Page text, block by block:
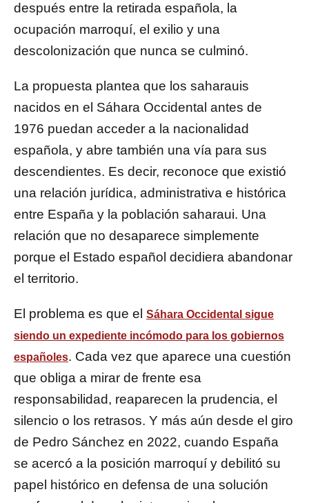
después entre la retirada española, la
ocupación marroquí, el exilio y una
descolonización que nunca se culminó.
La propuesta plantea que los saharauis
nacidos en el Sáhara Occidental antes de
1976 puedan acceder a la nacionalidad
española, y abre también una vía para sus
descendientes. Es decir, reconoce que existió
una relación jurídica, administrativa e histórica
entre España y la población saharaui. Una
relación que no desaparece simplemente
porque el Estado español decidiera abandonar
el territorio.
El problema es que el Sáhara Occidental sigue
siendo un expediente incómodo para los gobiernos
españoles. Cada vez que aparece una cuestión
que obliga a mirar de frente esa
responsabilidad, reaparecen la prudencia, el
silencio o los retrasos. Y más aún desde el giro
de Pedro Sánchez en 2022, cuando España
se acercó a la posición marroquí y debilitó su
papel histórico en defensa de una solución